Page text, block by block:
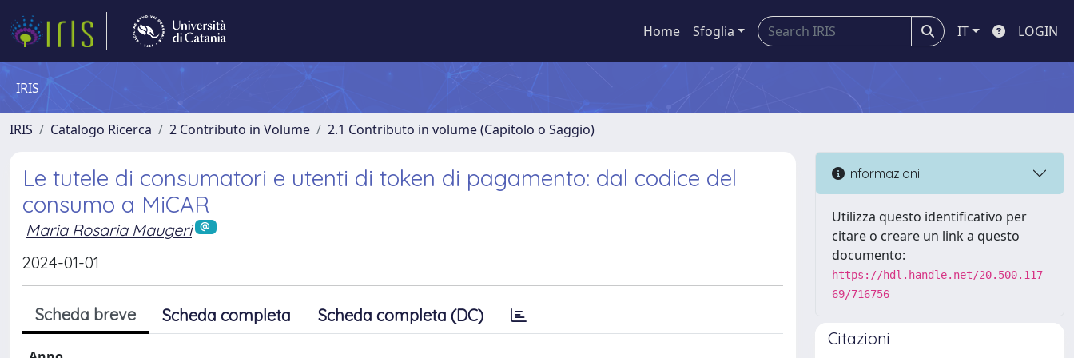
Home Sfoglia IT LOGIN
IRIS
IRIS Catalogo Ricerca 2 Contributo in Volume 2.1 Contributo in volume (Capitolo o Saggio)
Le tutele di consumatori e utenti di token di pagamento: dal codice del
consumo a MiCAR
Maria Rosaria Maugeri
2024-01-01
Scheda breve Scheda completa Scheda completa (DC)
Informazioni
Utilizza questo identificativo per
citare o creare un link a questo
documento:
https://hdl.handle.net/20.500.117
69/716756
Citazioni